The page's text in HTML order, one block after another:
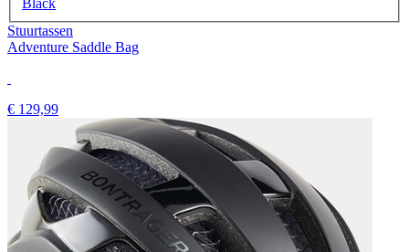
Stuurtassen
Adventure Saddle Bag
€ 129,99